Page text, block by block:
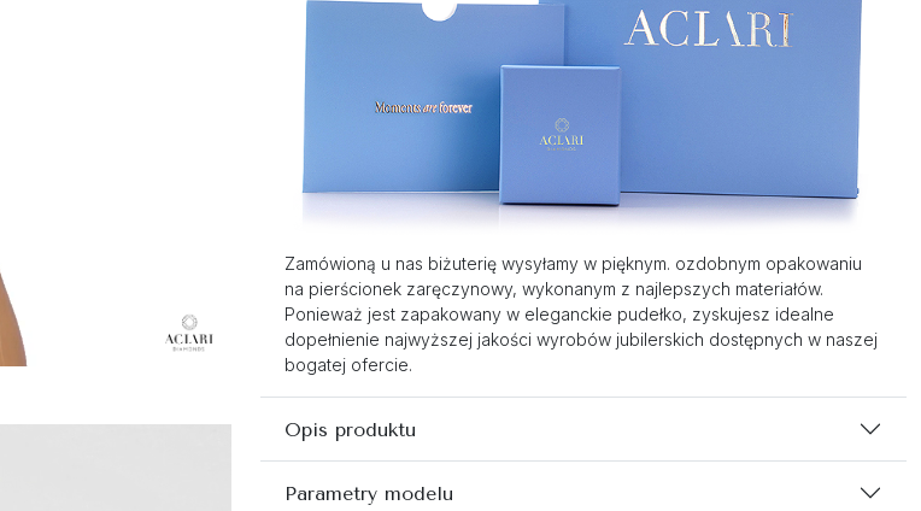
Zamówioną u nas biżuterię wysyłamy w pięknym. ozdobnym opakowaniu
na pierścionek zaręczynowy, wykonanym z najlepszych materiałów.
Ponieważ jest zapakowany w eleganckie pudełko, zyskujesz idealne
dopełnienie najwyższej jakości wyrobów jubilerskich dostępnych w naszej
bogatej ofercie.
Opis produktu
Parametry modelu